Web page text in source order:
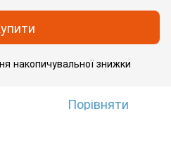
накопичувальної знижки
Порівняти